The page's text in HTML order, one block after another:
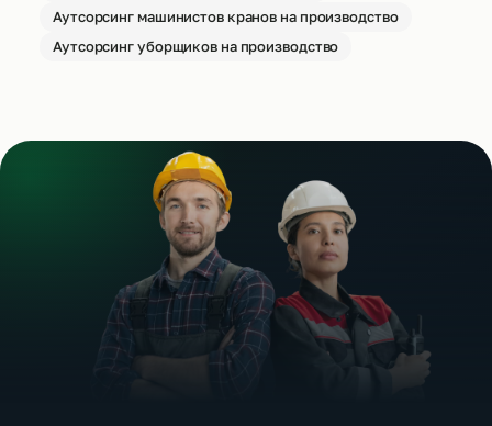
Аутсорсинг машинистов кранов на производство
Аутсорсинг уборщиков на производство